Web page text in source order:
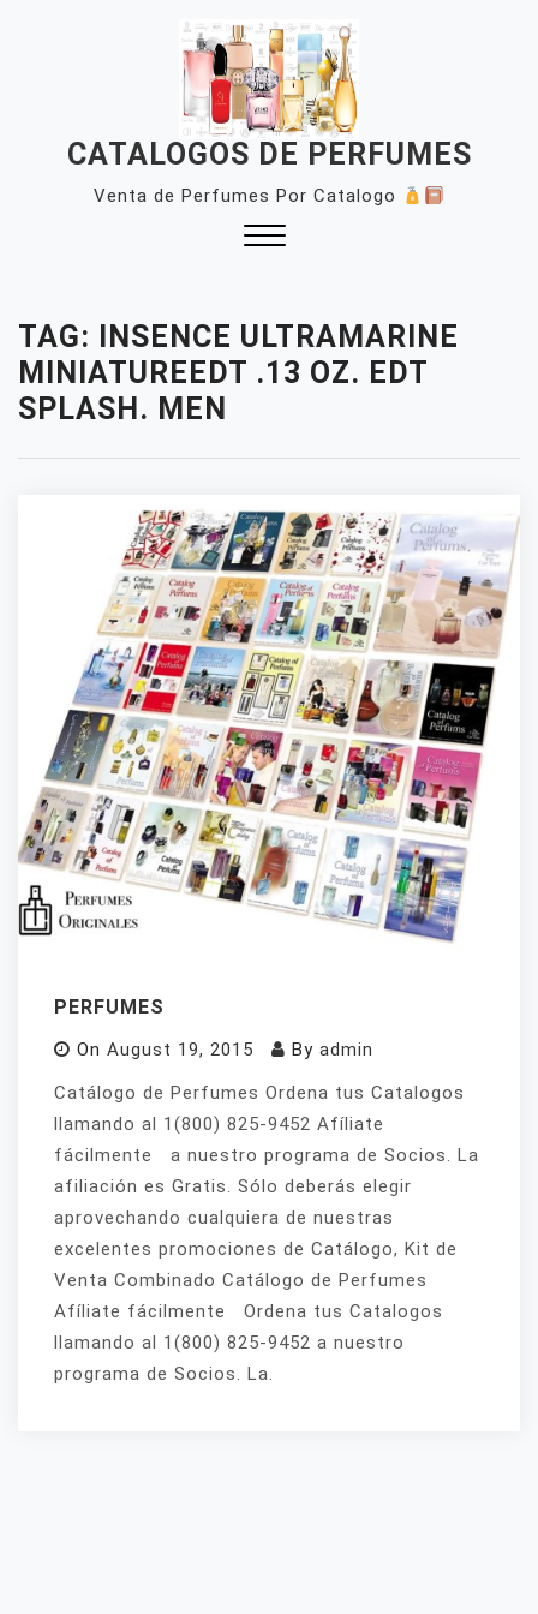
CATALOGOS DE PERFUMES
Venta de Perfumes Por Catalogo
TAG:
INSENCE ULTRAMARINE
MINIATUREEDT .13 OZ. EDT
SPLASH. MEN
PERFUMES
On August 19, 2015 By admin
Catálogo de Perfumes Ordena tus Catalogos
llamando al 1(800) 825-9452 Afíliate
fácilmente a nuestro programa de Socios. La
afiliación es Gratis. Sólo deberás elegir
aprovechando cualquiera de nuestras
excelentes promociones de Catálogo, Kit de
Venta Combinado Catálogo de Perfumes
Afíliate fácilmente Ordena tus Catalogos
llamando al 1(800) 825-9452 a nuestro
programa de Socios. La.